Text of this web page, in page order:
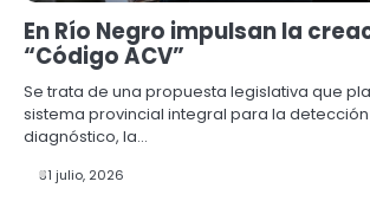
En Río Negro impulsan la
“Código ACV”
Se trata de una propuesta legislativa que
sistema provincial integral para la
diagnóstico, la…
31 julio, 2026